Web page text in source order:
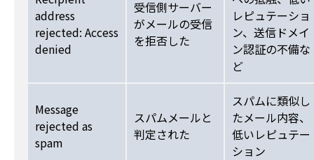
address
rejected: Access
denied
受信側サーバー
がメールの受信
を拒否した
レピュテーショ
ン、送信ドメイ
ン認証の不備な
ど
Message
rejected as
spam
スパムメールと
判定された
スパムに類似し
たメール内容、
低いレピュテー
ション